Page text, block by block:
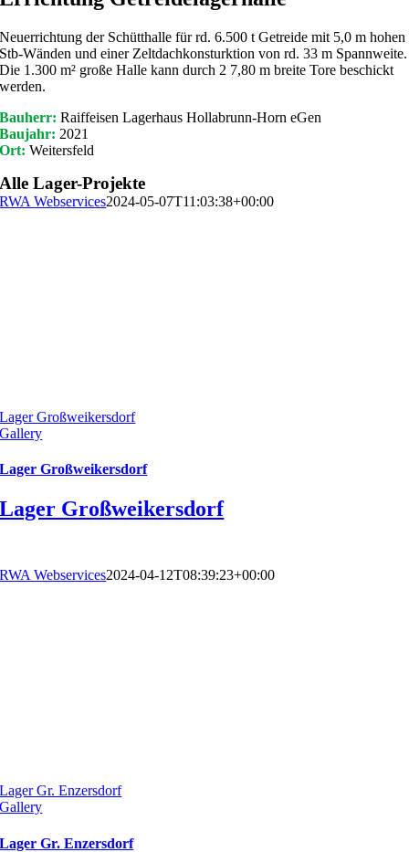
Neuerrichtung der Schütthalle für rd. 6.500 t Getreide mit 5,0 m hohen
Stb-Wänden und einer Zeltdachkonsturktion von rd. 33 m Spannweite.
Die 1.300 m² große Halle kann durch 2 7,80 m breite Tore beschickt
werden.
Bauherr: Raiffeisen Lagerhaus Hollabrunn-Horn eGen
Baujahr: 2021
Ort: Weitersfeld
Alle Lager-Projekte
RWA Webservices2024-05-07T11:03:38+00:00
Lager Großweikersdorf
Gallery
Lager Großweikersdorf
Lager Großweikersdorf
RWA Webservices2024-04-12T08:39:23+00:00
Lager Gr. Enzersdorf
Gallery
Lager Gr. Enzersdorf